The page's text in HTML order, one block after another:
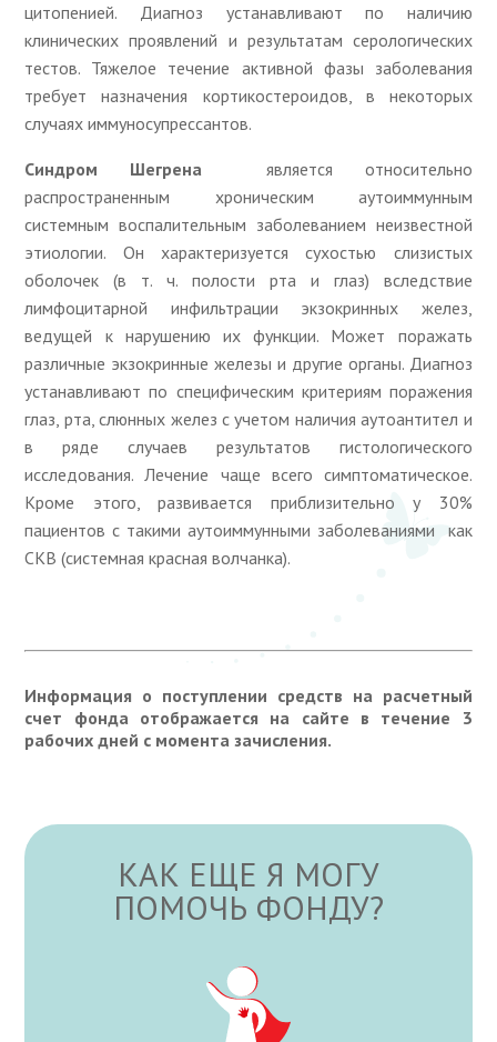
цитопенией. Диагноз устанавливают по наличию
клинических проявлений и результатам серологических
тестов. Тяжелое течение активной фазы заболевания
требует назначения кортикостероидов, в некоторых
случаях иммуносупрессантов.
Синдром Шегрена является относительно
распространенным хроническим аутоиммунным
системным воспалительным заболеванием неизвестной
этиологии. Он характеризуется сухостью слизистых
оболочек (в т. ч. полости рта и глаз) вследствие
лимфоцитарной инфильтрации экзокринных желез,
ведущей к нарушению их функции. Может поражать
различные экзокринные железы и другие органы. Диагноз
устанавливают по специфическим критериям поражения
глаз, рта, слюнных желез с учетом наличия аутоантител и
в ряде случаев результатов гистологического
исследования. Лечение чаще всего симптоматическое.
Кроме этого, развивается приблизительно у 30%
пациентов с такими аутоиммунными заболеваниями как
СКВ (системная красная волчанка).
Информация о поступлении средств на расчетный
счет фонда отображается на сайте в течение 3
рабочих дней с момента зачисления.
КАК ЕЩЕ Я МОГУ
ПОМОЧЬ ФОНДУ?